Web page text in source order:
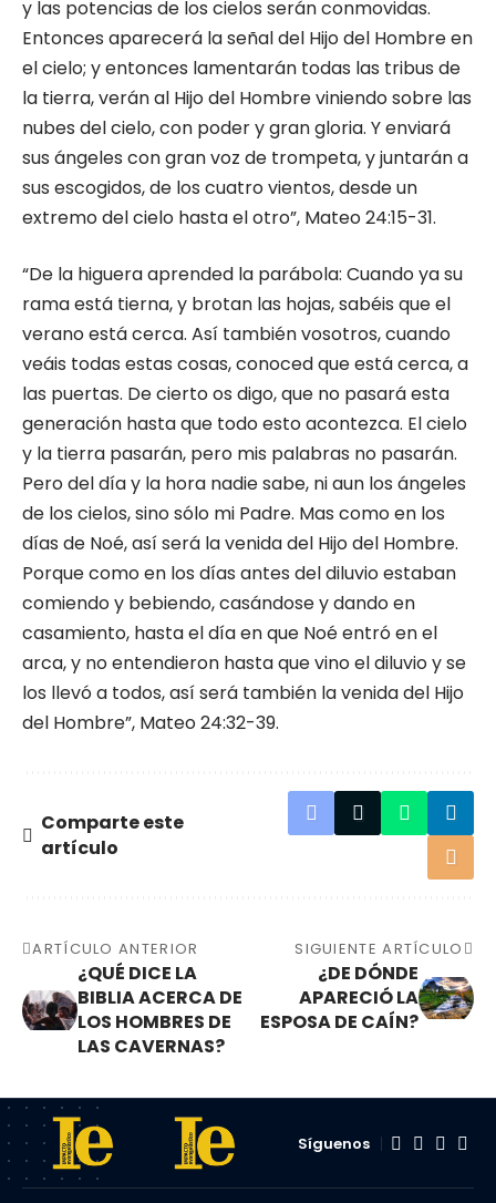
y las potencias de los cielos serán conmovidas.
Entonces aparecerá la señal del Hijo del Hombre en
el cielo; y entonces lamentarán todas las tribus de
la tierra, verán al Hijo del Hombre viniendo sobre las
nubes del cielo, con poder y gran gloria. Y enviará
sus ángeles con gran voz de trompeta, y juntarán a
sus escogidos, de los cuatro vientos, desde un
extremo del cielo hasta el otro”, Mateo 24:15-31.
“De la higuera aprended la parábola: Cuando ya su
rama está tierna, y brotan las hojas, sabéis que el
verano está cerca. Así también vosotros, cuando
veáis todas estas cosas, conoced que está cerca, a
las puertas. De cierto os digo, que no pasará esta
generación hasta que todo esto acontezca. El cielo
y la tierra pasarán, pero mis palabras no pasarán.
Pero del día y la hora nadie sabe, ni aun los ángeles
de los cielos, sino sólo mi Padre. Mas como en los
días de Noé, así será la venida del Hijo del Hombre.
Porque como en los días antes del diluvio estaban
comiendo y bebiendo, casándose y dando en
casamiento, hasta el día en que Noé entró en el
arca, y no entendieron hasta que vino el diluvio y se
los llevó a todos, así será también la venida del Hijo
del Hombre”, Mateo 24:32-39.
Comparte este
artículo
ARTÍCULO ANTERIOR
¿QUÉ DICE LA
BIBLIA ACERCA DE
LOS HOMBRES DE
LAS CAVERNAS?
SIGUIENTE ARTÍCULO
¿DE DÓNDE
APARECIÓ LA
ESPOSA DE CAÍN?
Síguenos